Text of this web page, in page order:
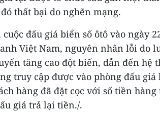
thất bại do nghẽn mạng.
đấu giá biển số ôtô vào ngày
Việt Nam, nguyên nhân lỗi do
tăng cao đột biến, dẫn đến hệ
truy cập được vào phòng đấu giá
hàng đã đặt cọc với số tiền
giá trả lại tiền./.